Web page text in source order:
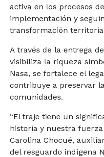
activa en los procesos
implementación y
transformación
A través de la entrega
visibiliza la riqueza
Nasa, se fortalece el
contribuye a preservar
comunidades.
“El traje tiene un
historia y nuestra
Carolina Chocué,
del resguardo indígena